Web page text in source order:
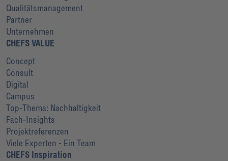
Qualitätsmanagement
Partner
Unternehmen
CHEFS VALUE
Concept
Consult
Digital
Campus
Top-Thema: Nachhaltigkeit
Fach-Insights
Projektreferenzen
Viele Experten - Ein Team
CHEFS Inspiration